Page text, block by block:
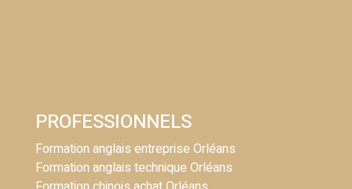
PROFESSIONNELS
Formation anglais entreprise Orléans
Formation anglais technique Orléans